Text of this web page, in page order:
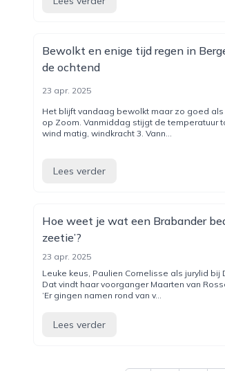
Bewolkt en enige tijd regen in
de ochtend
23 apr. 2025
Het blijft vandaag bewolkt maar zo goed
op Zoom. Vanmiddag stijgt de temperatuur
wind matig, windkracht 3. Vann...
Lees verder
Hoe weet je wat een Brabander
zeetie’?
23 apr. 2025
Leuke keus, Paulien Cornelisse als jurylid bij
Dat vindt haar voorganger Maarten van
‘Er gingen namen rond van v...
Lees verder